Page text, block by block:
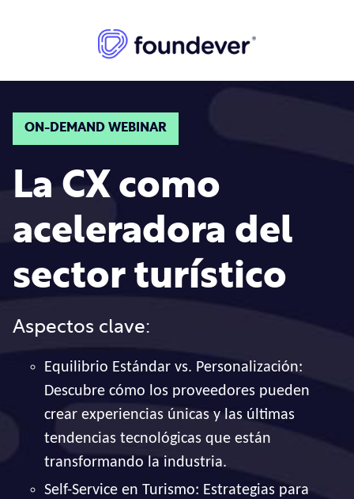
ON-DEMAND WEBINAR
La CX como
aceleradora del
sector turístico
Aspectos clave:
Equilibrio Estándar vs. Personalización:
Descubre cómo los proveedores pueden
crear experiencias únicas y las últimas
tendencias tecnológicas que están
transformando la industria.
Self-Service en Turismo: Estrategias para